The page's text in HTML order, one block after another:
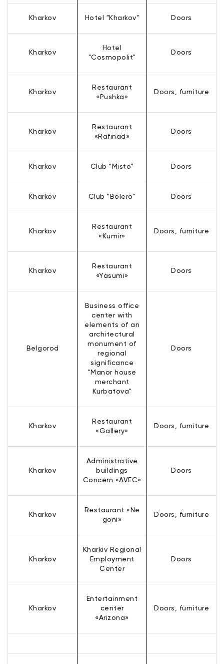
Kharkov Hotel "Kharkov" Doors
Kharkov
Hotel
"Cosmopolit"
Doors
Kharkov
Restaurant
«Pushka»
Doors, furniture
Kharkov
Restaurant
«Rafinad»
Doors
Kharkov Club "Misto" Doors
Kharkov Club "Bolero" Doors
Kharkov
Restaurant
«Kumir»
Doors, furniture
Kharkov
Restaurant
«Yasumi»
Doors
Belgorod
Business office
center with
elements of an
architectural
monument of
regional
significance
"Manor house
merchant
Kurbatova"
Doors
Kharkov
Restaurant
«Gallery»
Doors, furniture
Kharkov
Administrative
buildings
Concern «AVEC»
Doors
Kharkov
Restaurant «Ne
goni»
Doors, furniture
Kharkov
Kharkiv Regional
Employment
Center
Doors
Kharkov
Entertainment
center
«Arizona»
Doors, furniture